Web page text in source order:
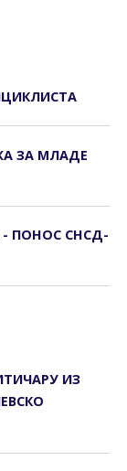
ЗА МЛАДЕ
ПОНОС СНСД-
ИЗ